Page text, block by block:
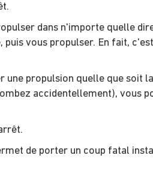
dans n'importe quelle
vous propulser. En fait,
propulsion quelle que soit
accidentellement), vous
de porter un coup fatal